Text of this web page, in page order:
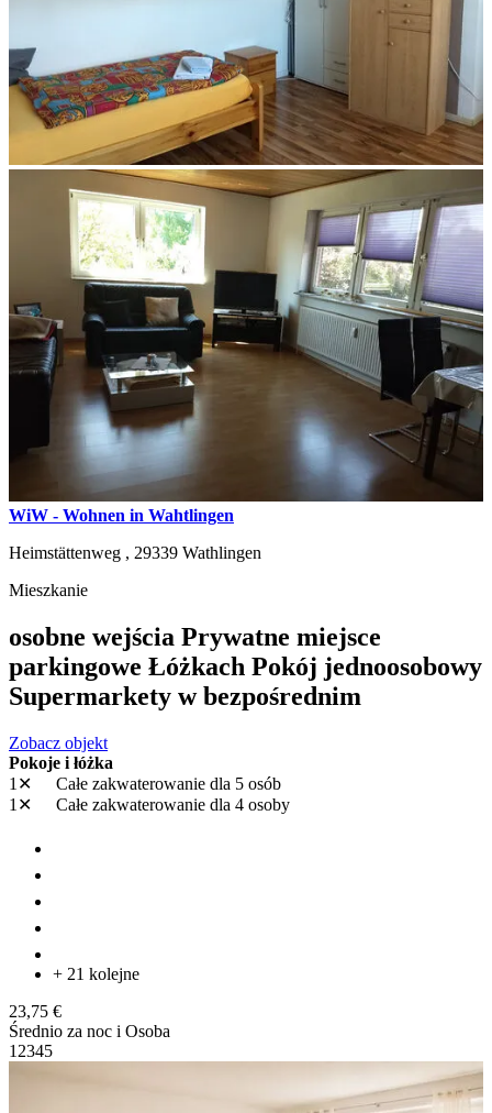
WiW - Wohnen in Wahtlingen
Heimstättenweg , 29339 Wathlingen
Mieszkanie
osobne wejścia Prywatne miejsce
parkingowe Łóżkach Pokój jednoosobowy
Supermarkety w bezpośrednim
Zobacz objekt
Pokoje i łóżka
1✕
Całe zakwaterowanie dla 5 osób
1✕
Całe zakwaterowanie dla 4 osoby
+ 21 kolejne
23,75 €
Średnio za noc i Osoba
1 2345